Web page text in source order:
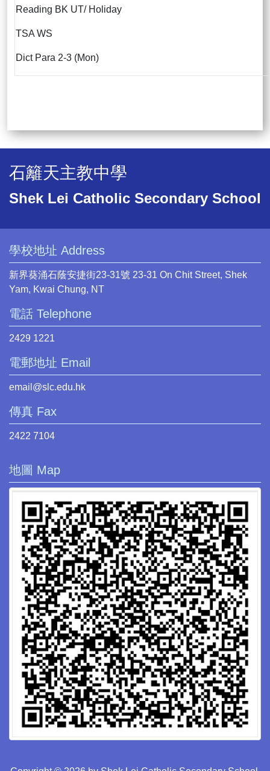
Reading BK UT/ Holiday
TSA WS
Dict Para 2-3 (Mon)
石籬天主教中學
Shek Lei Catholic Secondary School
學校地址 Address
新界葵涌石蔭安捷街23-31號 23-31 On Chit Street, Shek
Yam, Kwai Chung, NT
電話 Telephone
2429 1221
電郵地址 Email
email@slc.edu.hk
傳真 Fax
2422 7104
地圖 Map